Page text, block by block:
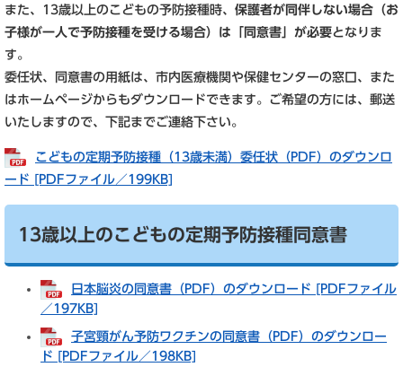
また、13歳以上のこどもの予防接種時、 保護者が同伴しない場合（お
子様が一人で予防接種を受ける場合）は「同意書」が必要となりま
す。
委任状、同意書の用紙は、市内医療機関や保健センターの窓口、また
はホームページからもダウンロードできます。ご希望の方には、郵送
いたしますので、下記までご連絡下さい。
こどもの定期予防接種（13歳未満）委任状（PDF）のダウンロ
ード [PDFファイル／199KB]
13歳以上のこどもの定期予防接種同意書
日本脳炎の同意書（PDF）のダウンロード [PDFファイル
／197KB]
子宮頸がん予防ワクチンの同意書（PDF）のダウンロー
ド [PDFファイル／198KB]